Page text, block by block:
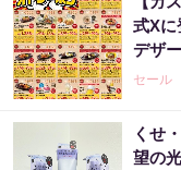
式Xに
デザ
セール
くせ
望の